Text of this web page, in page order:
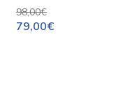
98,00€
79,00€